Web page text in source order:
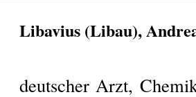
Libavius (Libau),
deutscher Arzt,